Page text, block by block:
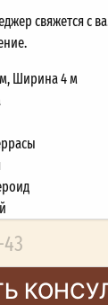
свяжется с
Ширина 4 м